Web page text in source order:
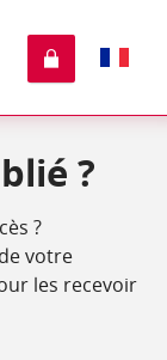
?
?
votre
les recevoir